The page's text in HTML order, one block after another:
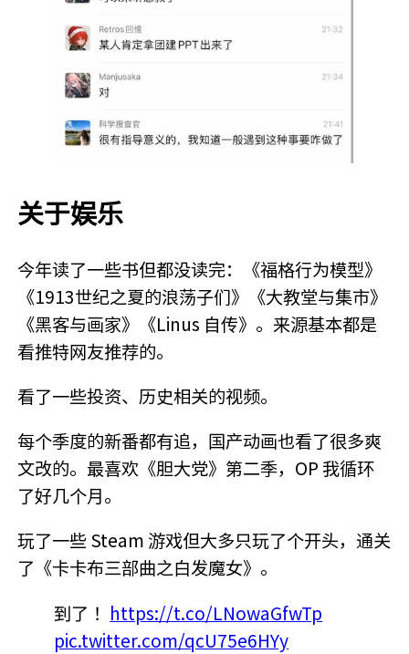
关于娱乐
今年读了一些书但都没读完：《福格行为模型》
《1913世纪之夏的浪荡子们》《大教堂与集市》
《黑客与画家》《Linus 自传》。来源基本都是
看推特网友推荐的。
看了一些投资、历史相关的视频。
每个季度的新番都有追，国产动画也看了很多爽
文改的。最喜欢《胆大党》第二季，OP 我循环
了好几个月。
玩了一些 Steam 游戏但大多只玩了个开头，通关
了《卡卡布三部曲之白发魔女》。
到了！ https://t.co/LNowaGfwTp
pic.twitter.com/qcU75e6HYy